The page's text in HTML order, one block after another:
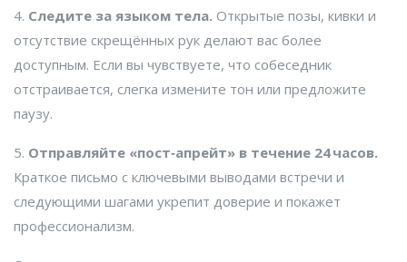
4. Следите за языком тела. Открытые позы, кивки и
отсутствие скрещённых рук делают вас более
доступным. Если вы чувствуете, что собеседник
отстраивается, слегка измените тон или предложите
паузу.
5. Отправляйте «пост‑апрейт» в течение 24 часов.
Краткое письмо с ключевыми выводами встречи и
следующими шагами укрепит доверие и покажет
профессионализм.